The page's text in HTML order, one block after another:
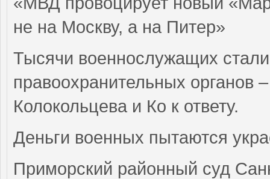
не на Москву, а на Питер»
Тысячи военнослужащих
правоохранительных органов
Колокольцева и Ко к ответу.
Деньги военных пытаются
Приморский районный суд